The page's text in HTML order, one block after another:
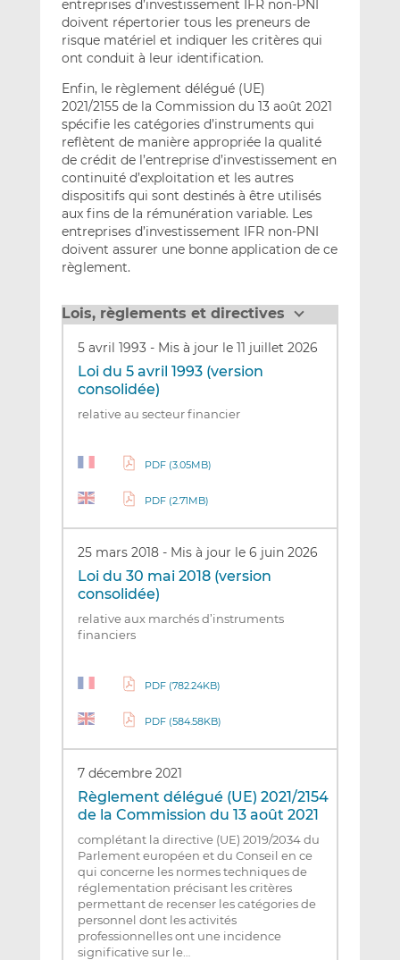
entreprises d’investissement IFR non-PNI
doivent répertorier tous les preneurs de
risque matériel et indiquer les critères qui
ont conduit à leur identification.
Enfin, le règlement délégué (UE)
2021/2155 de la Commission du 13 août 2021
spécifie les catégories d’instruments qui
reflètent de manière appropriée la qualité
de crédit de l’entreprise d’investissement en
continuité d’exploitation et les autres
dispositifs qui sont destinés à être utilisés
aux fins de la rémunération variable. Les
entreprises d’investissement IFR non-PNI
doivent assurer une bonne application de ce
règlement.
Lois, règlements et directives
5 avril 1993 - Mis à jour le 11 juillet 2026
Loi du 5 avril 1993 (version
consolidée)
relative au secteur financier
PDF (3.05MB)
PDF (2.71MB)
25 mars 2018 - Mis à jour le 6 juin 2026
Loi du 30 mai 2018 (version
consolidée)
relative aux marchés d’instruments
financiers
PDF (782.24KB)
PDF (584.58KB)
7 décembre 2021
Règlement délégué (UE) 2021/2154
de la Commission du 13 août 2021
complétant la directive (UE) 2019/2034 du
Parlement européen et du Conseil en ce
qui concerne les normes techniques de
réglementation précisant les critères
permettant de recenser les catégories de
personnel dont les activités
professionnelles ont une incidence
significative sur le…